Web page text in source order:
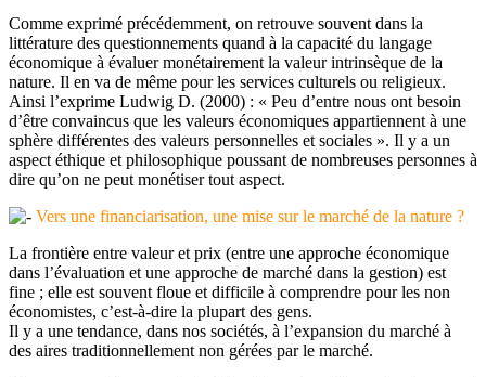
Comme exprimé précédemment, on retrouve souvent dans la
littérature des questionnements quand à la capacité du langage
économique à évaluer monétairement la valeur intrinsèque de la
nature. Il en va de même pour les services culturels ou religieux.
Ainsi l’exprime Ludwig D. (2000) : « Peu d’entre nous ont besoin
d’être convaincus que les valeurs économiques appartiennent à une
sphère différentes des valeurs personnelles et sociales ». Il y a un
aspect éthique et philosophique poussant de nombreuses personnes à
dire qu’on ne peut monétiser tout aspect.
Vers une financiarisation, une mise sur le marché de la nature ?
La frontière entre valeur et prix (entre une approche économique
dans l’évaluation et une approche de marché dans la gestion) est
fine ; elle est souvent floue et difficile à comprendre pour les non
économistes, c’est-à-dire la plupart des gens.
Il y a une tendance, dans nos sociétés, à l’expansion du marché à
des aires traditionnellement non gérées par le marché.